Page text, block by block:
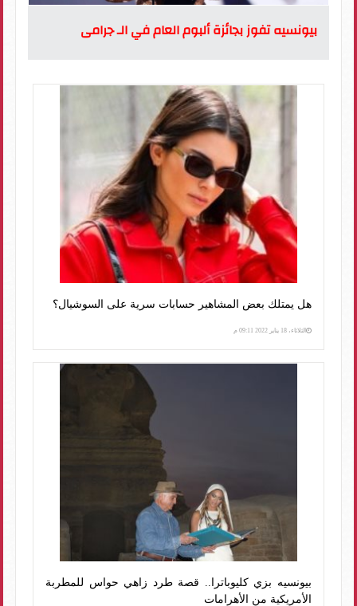
بيونسيه تفوز بجائزة ألبوم العام في الـ جرامى
هل يمتلك بعض المشاهير حسابات سرية على السوشيال؟
الثلاثاء، 18 يناير 2022 09:11 م
بيونسيه بزي كليوباترا.. قصة طرد زاهي حواس للمطربة
الأمريكية من الأهرامات